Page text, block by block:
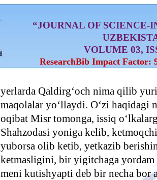
“JOURNAL OF SCIENCE-
VOLUME 03,
ResearchBib Impact Factor:
yerlarda Qaldirg‘och nima qilib
maqolalar yo‘llaydi. O‘zi
oqibat Misr tomonga, issiq
Shahzodasi yoniga kelib,
yuborsa olib ketib, yetkazib
ketmasligini, bir yigitchaga
meni kutishyapti deb bir necha